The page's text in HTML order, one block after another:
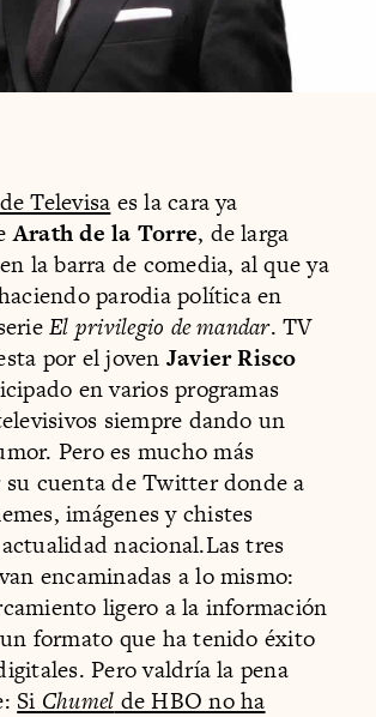
Televisa es la cara ya
Arath de la Torre, de larga
la barra de comedia, al que ya
parodia política en
El privilegio de mandar. TV
por el joven Javier Risco
en varios programas
siempre dando un
Pero es mucho más
cuenta de Twitter donde a
imágenes y chistes
nacional.Las tres
encaminadas a lo mismo:
ligero a la información
formato que ha tenido éxito
Pero valdría la pena
Si Chumel de HBO no ha